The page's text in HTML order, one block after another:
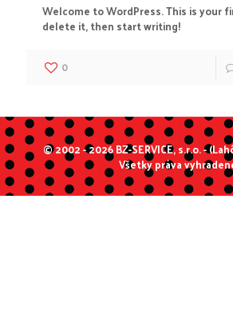
Welcome to WordPress. This is your
delete it, then start writing!
0
© 2002 - 2026 BZ-SERVICE, s.r.o. -
Všetky práva